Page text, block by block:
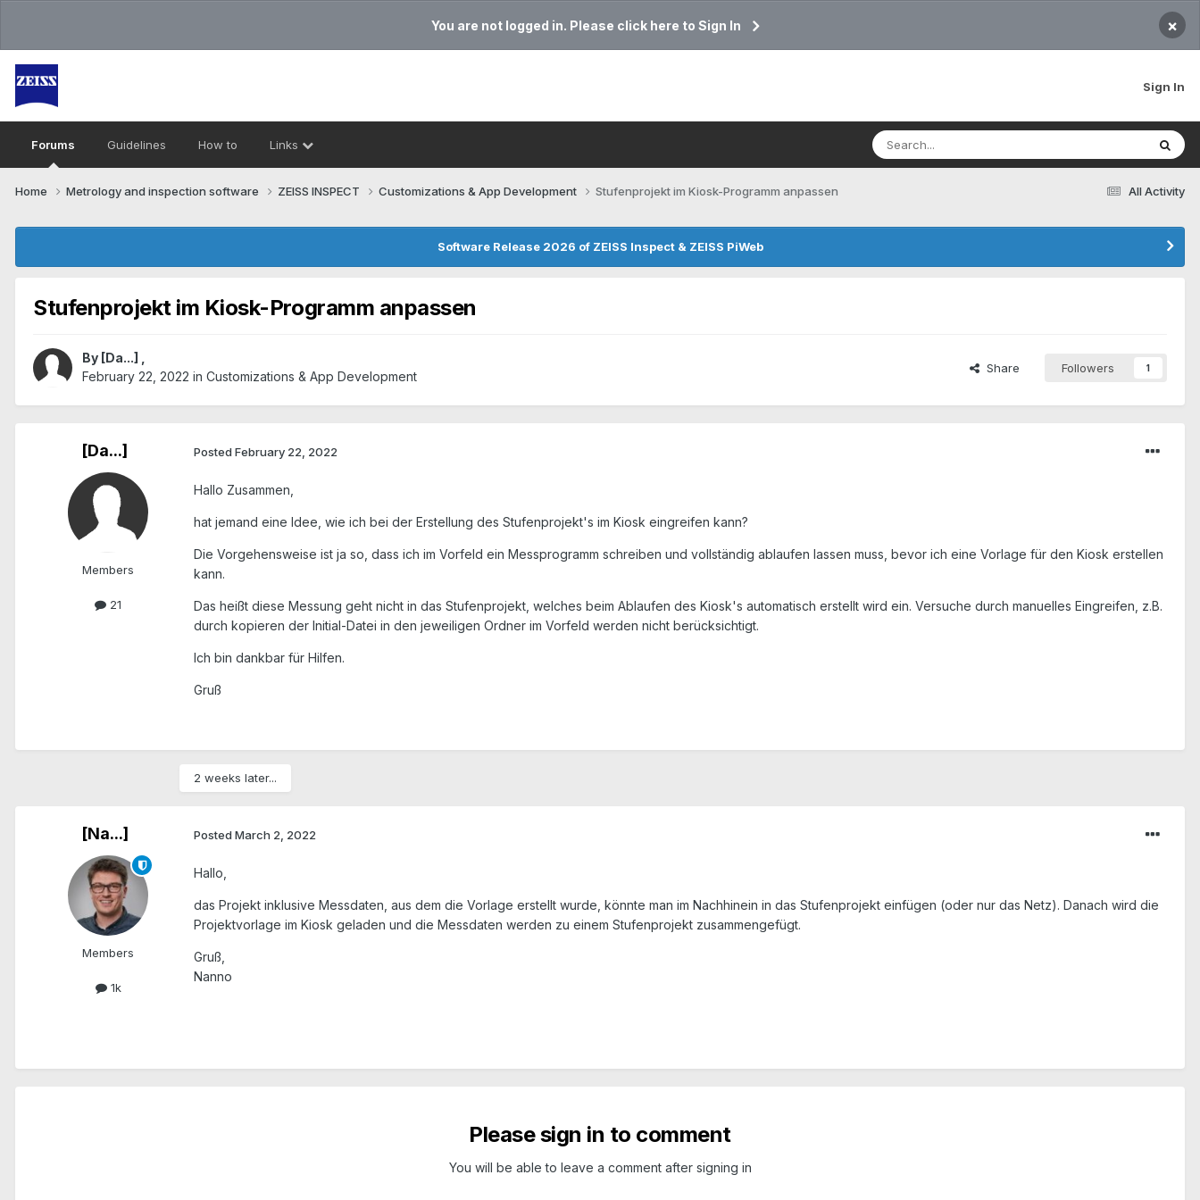
You are not logged in. Please click here to Sign In ×
Sign In
Forums Guidelines How to Links
All Activity
Home Metrology and inspection software ZEISS INSPECT Customizations & App Development Stufenprojekt im Kiosk-Programm anpassen
Software Release 2026 of ZEISS Inspect & ZEISS PiWeb
Stufenprojekt im Kiosk-Programm anpassen
By [Da...]
February 22, 2022 in Customizations & App Development
Share Followers 1
[Da...]
Members
21
Posted February 22, 2022
Hallo Zusammen,
hat jemand eine Idee, wie ich bei der Erstellung des Stufenprojekt's im Kiosk eingreifen kann?
Die Vorgehensweise ist ja so, dass ich im Vorfeld ein Messprogramm schreiben und vollständig ablaufen lassen muss, bevor ich eine Vorlage für den Kiosk erstellen
kann.
Das heißt diese Messung geht nicht in das Stufenprojekt, welches beim Ablaufen des Kiosk's automatisch erstellt wird ein. Versuche durch manuelles Eingreifen, z.B.
durch kopieren der Initial-Datei in den jeweiligen Ordner im Vorfeld werden nicht berücksichtigt.
Ich bin dankbar für Hilfen.
Gruß
2 weeks later...
[Na...]
Members
1k
Posted March 2, 2022
Hallo,
das Projekt inklusive Messdaten, aus dem die Vorlage erstellt wurde, könnte man im Nachhinein in das Stufenprojekt einfügen (oder nur das Netz). Danach wird die
Projektvorlage im Kiosk geladen und die Messdaten werden zu einem Stufenprojekt zusammengefügt.
Gruß,
Nanno
Please sign in to comment
You will be able to leave a comment after signing in